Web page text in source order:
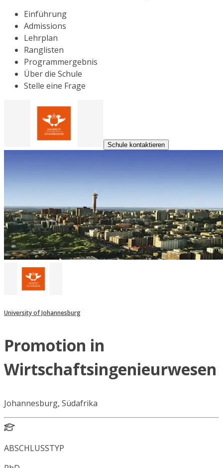
Einführung
Admissions
Lehrplan
Ranglisten
Programmergebnis
Über die Schule
Stelle eine Frage
Schule kontaktieren
University of Johannesburg
Promotion in
Wirtschaftsingenieurwesen
Johannesburg, Südafrika
ABSCHLUSSTYP